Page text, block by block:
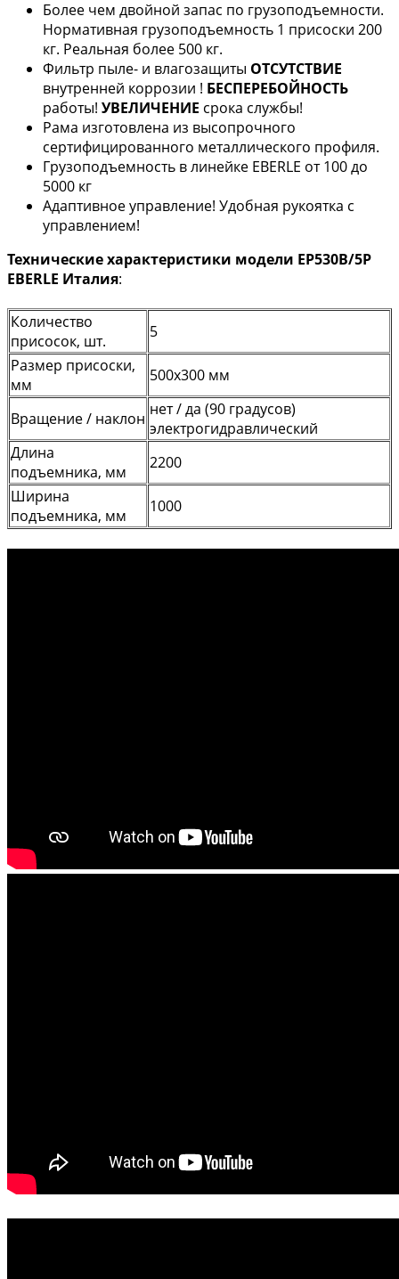
Более чем двойной запас по грузоподъемности.
Нормативная грузоподъемность 1 присоски 200
кг. Реальная более 500 кг.
Фильтр пыле- и влагозащиты ОТСУТСТВИЕ
внутренней коррозии ! БЕСПЕРЕБОЙНОСТЬ
работы! УВЕЛИЧЕНИЕ срока службы!
Рама изготовлена из высопрочного
сертифицированного металлического профиля.
Грузоподъемность в линейке EBERLE от 100 до
5000 кг
Адаптивное управление! Удобная рукоятка с
управлением!
Технические характеристики модели EP530B/5P
EBERLE Италия:
Количество
присосок, шт.
5
Размер присоски,
мм
500х300 мм
Вращение / наклон нет / да (90 градусов)
электрогидравлический
Длина
подъемника, мм
2200
Ширина
подъемника, мм
1000